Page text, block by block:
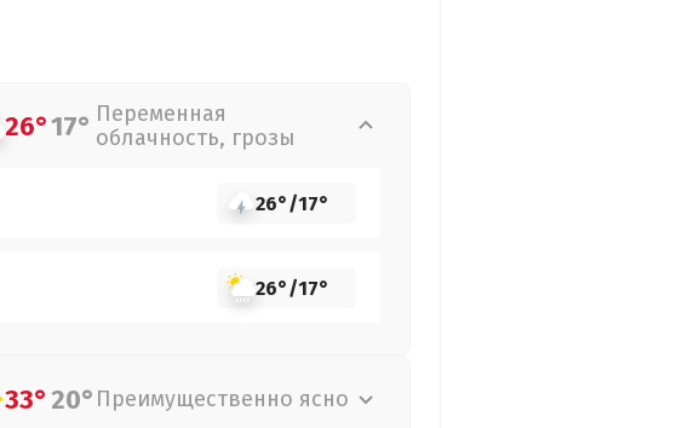
26°17° Переменная
облачность, грозы
26°/17°
26°/17°
33°20° Преимущественно ясно